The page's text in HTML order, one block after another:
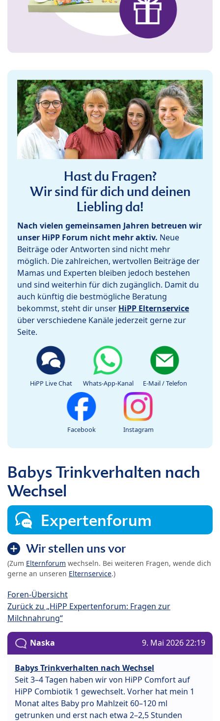
Hast du Fragen?
Wir sind für dich und deinen
Liebling da!
Nach vielen gemeinsamen Jahren betreuen wir
unser HiPP Forum nicht mehr aktiv. Neue
Beiträge oder Antworten sind nicht mehr
möglich. Die zahlreichen, wertvollen Beiträge der
Mamas und Experten bleiben jedoch bestehen
und sind weiterhin für dich zugänglich. Damit du
auch künftig die bestmögliche Beratung
bekommst, steht dir unser HiPP Elternservice
über verschiedene Kanäle jederzeit gerne zur
Seite.
HiPP Live Chat Whats-App-Kanal E-Mail / Telefon
Facebook Instagram
Babys Trinkverhalten nach
Wechsel
Expertenforum
Wir stellen uns vor
(Zum Elternforum wechseln. Bei weiteren Fragen, wende dich
gerne an unseren Elternservice.)
Foren-Übersicht
Zurück zu „HiPP Expertenforum: Fragen zur
Milchnahrung“
Naska 9. Mai 2026 22:19
Babys Trinkverhalten nach Wechsel
Seit 3–4 Tagen haben wir von HiPP Comfort auf
HiPP Combiotik 1 gewechselt. Vorher hat mein 1
Monat altes Baby pro Mahlzeit 60–120 ml
getrunken und erst nach etwa 2–2,5 Stunden